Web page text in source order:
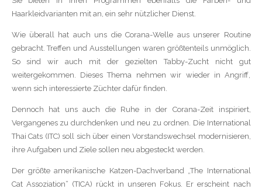
Haarkleidvarianten mit an, ein sehr nützlicher Dienst.
Wie überall hat auch uns die Corana-Welle aus unserer Routine
gebracht. Treffen und Ausstellungen waren größtenteils unmöglich.
So sind wir auch mit der gezielten Tabby-Zucht nicht gut
weitergekommen. Dieses Thema nehmen wir wieder in Angriff,
wenn sich interessierte Züchter dafür finden.
Dennoch hat uns auch die Ruhe in der Corana-Zeit inspiriert,
Vergangenes zu durchdenken und neu zu ordnen. Die International
Thai Cats (ITC) soll sich über einen Vorstandswechsel modernisieren,
ihre Aufgaben und Ziele sollen neu abgesteckt werden.
Der größte amerikanische Katzen-Dachverband „The International
Cat Assoziation“ (TICA) rückt in unseren Fokus. Er erscheint nach